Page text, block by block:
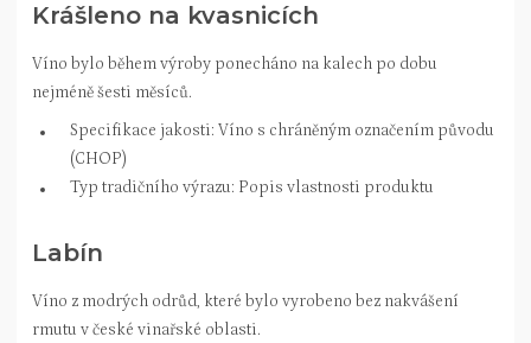
Krášleno na kvasnicích
Víno bylo během výroby ponecháno na kalech po dobu
nejméně šesti měsíců.
Specifikace jakosti: Víno s chráněným označením původu
(CHOP)
Typ tradičního výrazu: Popis vlastnosti produktu
Labín
Víno z modrých odrůd, které bylo vyrobeno bez nakvášení
rmutu v české vinařské oblasti.